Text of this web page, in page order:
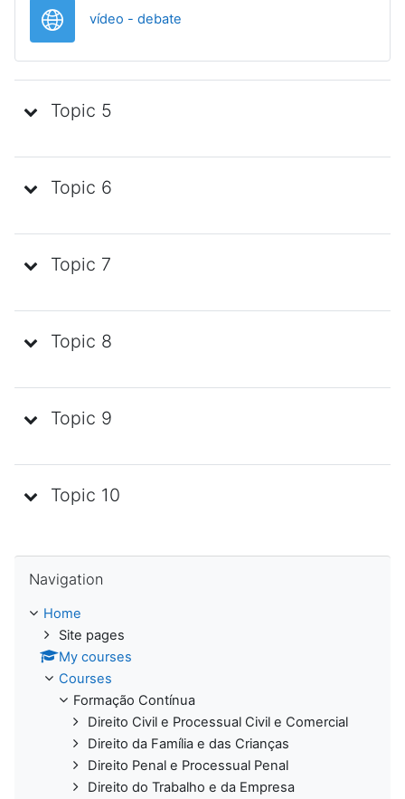
vídeo - debate
Topic 5
Topic 6
Topic 7
Topic 8
Topic 9
Topic 10
Navigation
Home
Site pages
My courses
Courses
Formação Contínua
Direito Civil e Processual Civil e Comercial
Direito da Família e das Crianças
Direito Penal e Processual Penal
Direito do Trabalho e da Empresa